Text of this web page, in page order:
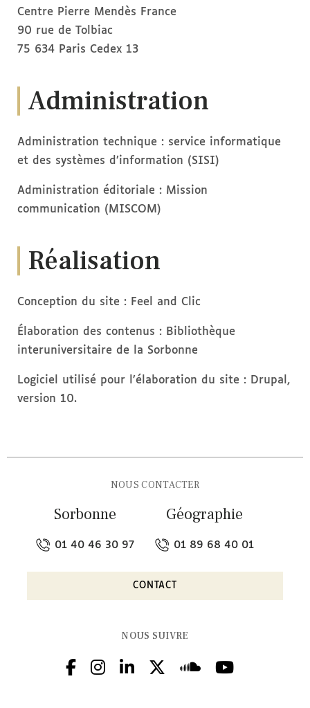
Centre Pierre Mendès France
90 rue de Tolbiac
75 634 Paris Cedex 13
Administration
Administration technique : service informatique
et des systèmes d’information (SISI)
Administration éditoriale : Mission
communication (MISCOM)
Réalisation
Conception du site : Feel and Clic
Élaboration des contenus : Bibliothèque
interuniversitaire de la Sorbonne
Logiciel utilisé pour l’élaboration du site : Drupal,
version 10.
NOUS CONTACTER
Sorbonne
01 40 46 30 97
Géographie
01 89 68 40 01
CONTACT
NOUS SUIVRE